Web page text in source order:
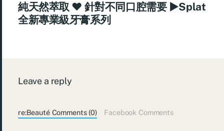
純天然萃取 ♥ 針對不同口腔需要 ►Splat
全新專業級牙膏系列
Leave a reply
re:Beauté Comments (0) Facebook Comments